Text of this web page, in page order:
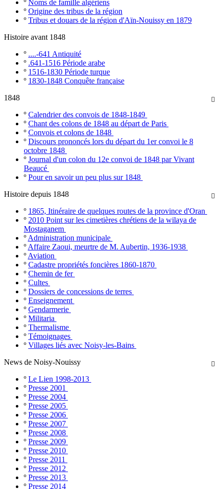
º Noms de famille algériens
º Origine des tribus de la région
º Tribus et douars de la région d'Aïn-Nouissy en 1879
Histoire avant 1848
º ....-641 Antiquité
º .641-1516 Période arabe
º 1516-1830 Période turque
º 1830-1848 Conquête française

1848
º Calendrier des convois de 1848-1849
º Chant des colons de 1848 au départ de Paris
º Convois et colons de 1848
º Discours prononcés lors du départ du 1er convoi le 8
octobre 1848
º Journal d'un colon du 12e convoi de 1848 par Vivant
Beaucé
º Pour en savoir un peu plus sur 1848

Histoire depuis 1848
º 1865, Itinéraire de quelques routes de la province d'Oran
º 2010 Point sur les cimetières chrétiens de la wilaya de
Mostaganem
º Administration municipale
º Affaire Zaoui, meurtre de M. Aubertin, 1936-1938
º Aviation
º Cadastre propriétés foncières 1860-1870
º Chemin de fer
º Cultes
º Dossiers de concessions de terres
º Enseignement
º Gendarmerie
º Militaria
º Thermalisme
º Témoignages
º Villages liés avec Noisy-les-Bains

News de Noisy-Nouissy
º Le Lien 1998-2013
º Presse 2001
º Presse 2004
º Presse 2005
º Presse 2006
º Presse 2007
º Presse 2008
º Presse 2009
º Presse 2010
º Presse 2011
º Presse 2012
º Presse 2013
º Presse 2014